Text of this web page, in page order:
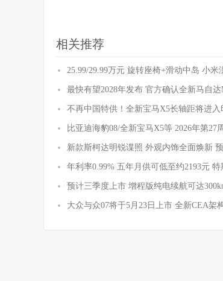
相关推荐
25.99/29.99万元 旋转座椅+滑动中岛 小米
最快有望2028年发布 官方确认全新马自
不再中国特供！全新宝马X5长轴距将进入
比亚迪海豹08/全新宝马X5等 2026年第27
新款斯柯达明锐谍照 外观内饰全面焕新
年利率0.99% 五年月供可低至约2193元 特
预计三季度上市 增程版纯电续航可达
大众与众07将于5月23日上市 全新CEA架